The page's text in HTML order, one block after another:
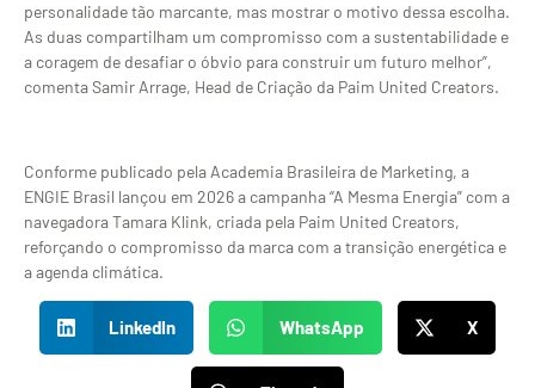
personalidade tão marcante, mas mostrar o motivo dessa escolha.
As duas compartilham um compromisso com a sustentabilidade e
a coragem de desafiar o óbvio para construir um futuro melhor”,
comenta Samir Arrage, Head de Criação da Paim United Creators.
Conforme publicado pela Academia Brasileira de Marketing, a
ENGIE Brasil lançou em 2026 a campanha “A Mesma Energia” com a
navegadora Tamara Klink, criada pela Paim United Creators,
reforçando o compromisso da marca com a transição energética e
a agenda climática.
LinkedIn WhatsApp X